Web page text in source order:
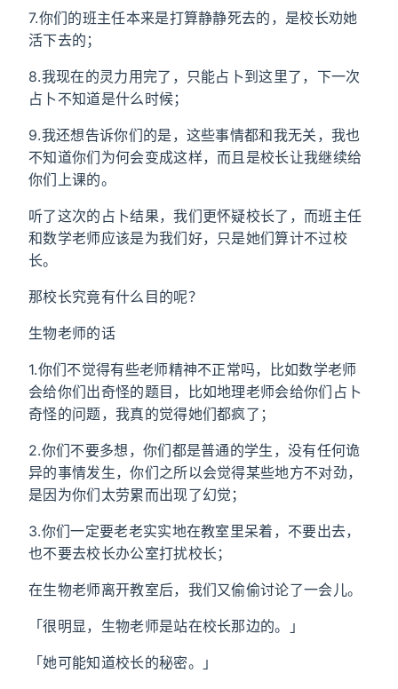
7.你们的班主任本来是打算静静死去的，是校长劝她
活下去的；
8.我现在的灵力用完了，只能占卜到这里了，下一次
占卜不知道是什么时候；
9.我还想告诉你们的是，这些事情都和我无关，我也
不知道你们为何会变成这样，而且是校长让我继续给
你们上课的。
听了这次的占卜结果，我们更怀疑校长了，而班主任
和数学老师应该是为我们好，只是她们算计不过校
长。
那校长究竟有什么目的呢？
生物老师的话
1.你们不觉得有些老师精神不正常吗，比如数学老师
会给你们出奇怪的题目，比如地理老师会给你们占卜
奇怪的问题，我真的觉得她们都疯了；
2.你们不要多想，你们都是普通的学生，没有任何诡
异的事情发生，你们之所以会觉得某些地方不对劲，
是因为你们太劳累而出现了幻觉；
3.你们一定要老老实实地在教室里呆着，不要出去，
也不要去校长办公室打扰校长；
在生物老师离开教室后，我们又偷偷讨论了一会儿。
「很明显，生物老师是站在校长那边的。」
「她可能知道校长的秘密。」